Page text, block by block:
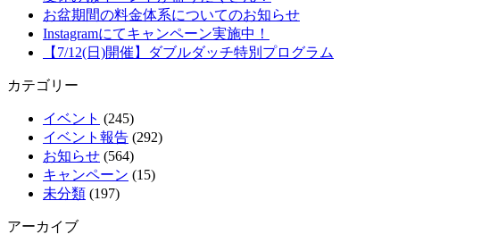
お盆期間の料金体系についてのお知らせ
Instagramにてキャンペーン実施中！
【7/12(日)開催】ダブルダッチ特別プログラム
カテゴリー
イベント (245)
イベント報告 (292)
お知らせ (564)
キャンペーン (15)
未分類 (197)
アーカイブ